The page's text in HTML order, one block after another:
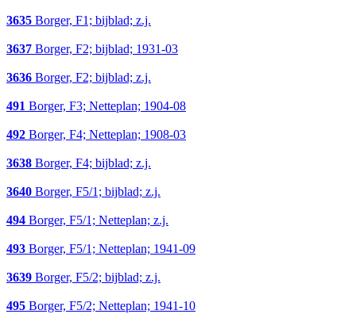
3635 Borger, F1; bijblad; z.j.
3637 Borger, F2; bijblad; 1931-03
3636 Borger, F2; bijblad; z.j.
491 Borger, F3; Netteplan; 1904-08
492 Borger, F4; Netteplan; 1908-03
3638 Borger, F4; bijblad; z.j.
3640 Borger, F5/1; bijblad; z.j.
494 Borger, F5/1; Netteplan; z.j.
493 Borger, F5/1; Netteplan; 1941-09
3639 Borger, F5/2; bijblad; z.j.
495 Borger, F5/2; Netteplan; 1941-10